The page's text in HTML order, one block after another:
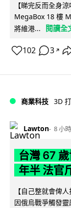
【睇完反而全身
MegaBox 18 樓
將維港...
閱讀全
102 3 ↗
商業科技 3D
Lawton 8 小時
台灣 67
年半 法官
【自己整就會俾
因俄烏戰爭觸發